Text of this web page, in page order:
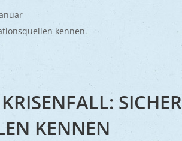
Zucht- und Tierschutz
Frühlingsmarkt
Waldfriedhof
Wir als Arbeitgeber
kennen
KENNEN